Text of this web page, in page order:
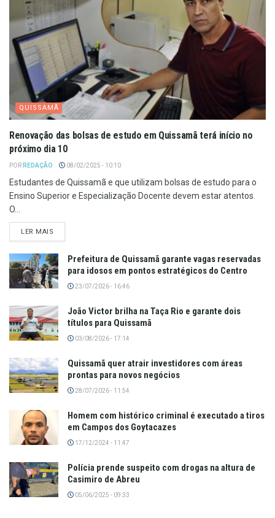
QUISSAMÃ
Renovação das bolsas de estudo em Quissamã terá início no
próximo dia 10
POR REDAÇÃO 08/02/2025 - 10:10
Estudantes de Quissamã e que utilizam bolsas de estudo para o
Ensino Superior e Especialização Docente devem estar atentos.
O...
LER MAIS
Prefeitura de Quissamã garante vagas reservadas
para idosos em pontos estratégicos do Centro
23/07/2026 - 16:46
João Victor brilha na Taça Rio e garante dois
títulos para Quissamã
03/08/2026 - 17:14
Quissamã quer atrair investidores com áreas
prontas para novos negócios
28/07/2026 - 11:54
Homem com histórico criminal é executado a tiros
em Campos dos Goytacazes
17/12/2024 - 11:47
Polícia prende suspeito com drogas na altura de
Casimiro de Abreu
05/06/2025 - 09:33